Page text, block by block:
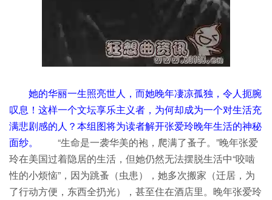
她的华丽一生照亮世人，而她晚年凄凉孤独，令人扼腕
叹息！这样一个文坛享乐主义者，为何却成为一个对生活充
满悲剧感的人？本组图将为读者解开张爱玲晚年生活的神秘
面纱。
“生命是一袭华美的袍，爬满了蚤子。”晚年张爱
玲在美国过着隐居的生活，但她仍然无法摆脱生活中“咬啮
性的小烦恼”，因为跳蚤（虫患），她多次搬家（迁居，为
了行动方便，东西全扔光），甚至住在酒店里。晚年张爱玲